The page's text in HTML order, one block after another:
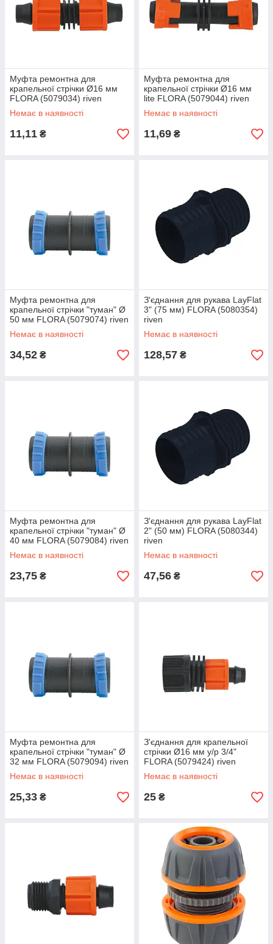
Муфта ремонтна для
крапельної стрічки Ø16 мм
FLORA (5079034) riven
Немає в наявності
11,11 ₴
Муфта ремонтна для
крапельної стрічки Ø16 мм
lite FLORA (5079044) riven
Немає в наявності
11,69 ₴
Муфта ремонтна для
крапельної стрічки "туман" Ø
50 мм FLORA (5079074) riven
Немає в наявності
34,52 ₴
З'єднання для рукава LayFlat
3" (75 мм) FLORA (5080354)
riven
Немає в наявності
128,57 ₴
Муфта ремонтна для
крапельної стрічки "туман" Ø
40 мм FLORA (5079084) riven
Немає в наявності
23,75 ₴
З'єднання для рукава LayFlat
2" (50 мм) FLORA (5080344)
riven
Немає в наявності
47,56 ₴
Муфта ремонтна для
крапельної стрічки "туман" Ø
32 мм FLORA (5079094) riven
Немає в наявності
25,33 ₴
З'єднання для крапельної
стрічки Ø16 мм у/р 3/4"
FLORA (5079424) riven
Немає в наявності
25 ₴